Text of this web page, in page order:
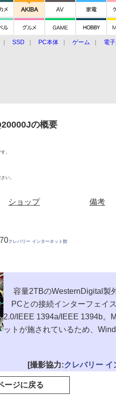
SSD PC本体 ゲーム 電
の概要
。
い。
ショップ
備考
クレバリー インターネット館
容量2TBのWesternDigital製
PCとの接続インターフェイ
2.0/IEEE 1394a/IEEE 1394b。
ットが施されているため、
[撮影協力:クレバリー イ
ージに戻る